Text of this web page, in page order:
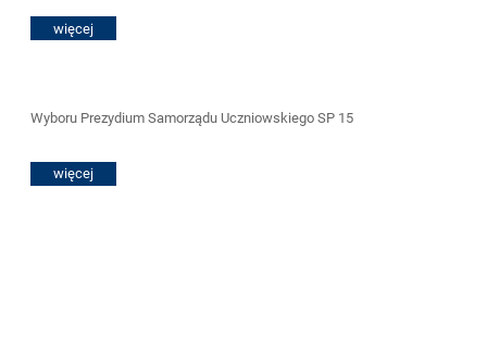
więcej
Wyboru Prezydium Samorządu Uczniowskiego SP 15
więcej